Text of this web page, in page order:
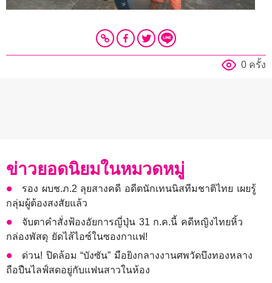
0 ครั้ง
ข่าวยอดนิยมในหมวดหมู่
รอง ผบช.ภ.2 ลุยสางคดี อดีตนักเทนนิสทีมชาติไทย เผยรู้
กลุ่มผู้ต้องสงสัยแล้ว
จับตาคำสั่งฟ้องอัยการญี่ปุ่น 31 ก.ค.นี้ คดีหญิงไทยหิ้ว
กล่องพัสดุ ยัดไส้ไอซ์ในซองกาแฟ!
ด่วน! ปิดล้อม “บังซัน” มือยิงกลางงานศพวัดบึงทองหลาง
ถือปืนไลฟ์สดอยู่กับแฟนสาวในห้อง